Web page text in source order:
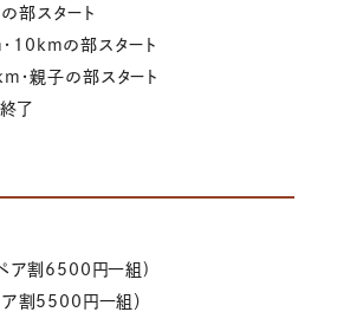
部スタート
の部スタート
親子の部スタート
了
割6500円一組)
割5500円一組）